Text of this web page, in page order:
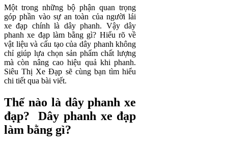
Một trong những bộ phận quan trọng
góp phần vào sự an toàn của người lái
xe đạp chính là dây phanh. Vậy dây
phanh xe đạp làm bằng gì? Hiểu rõ về
vật liệu và cấu tạo của dây phanh không
chỉ giúp lựa chọn sản phẩm chất lượng
mà còn nâng cao hiệu quả khi phanh.
Siêu Thị Xe Đạp sẽ cùng bạn tìm hiểu
chi tiết qua bài viết.
Thế nào là dây phanh xe
đạp? Dây phanh xe đạp
làm bằng gì?